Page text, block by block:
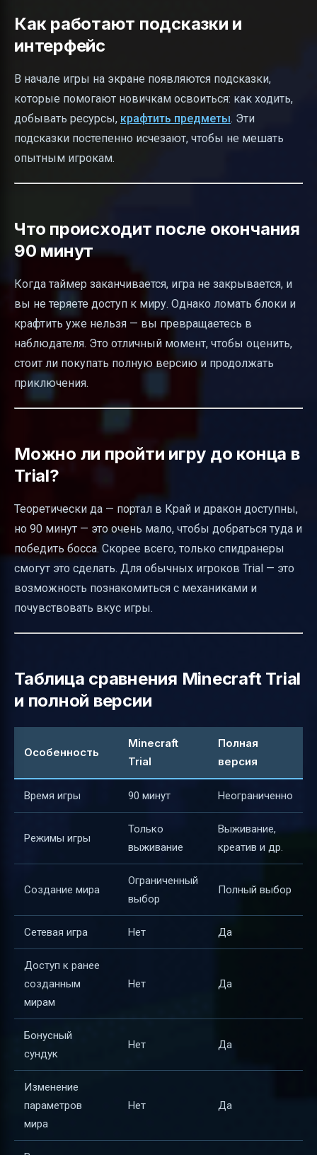
Как работают подсказки и
интерфейс
В начале игры на экране появляются подсказки,
которые помогают новичкам освоиться: как ходить,
добывать ресурсы, крафтить предметы. Эти
подсказки постепенно исчезают, чтобы не мешать
опытным игрокам.
Что происходит после окончания
90 минут
Когда таймер заканчивается, игра не закрывается, и
вы не теряете доступ к миру. Однако ломать блоки и
крафтить уже нельзя — вы превращаетесь в
наблюдателя. Это отличный момент, чтобы оценить,
стоит ли покупать полную версию и продолжать
приключения.
Можно ли пройти игру до конца в
Trial?
Теоретически да — портал в Край и дракон доступны,
но 90 минут — это очень мало, чтобы добраться туда и
победить босса. Скорее всего, только спидранеры
смогут это сделать. Для обычных игроков Trial — это
возможность познакомиться с механиками и
почувствовать вкус игры.
Таблица сравнения Minecraft Trial
и полной версии
Особенность
Minecraft
Trial
Полная
версия
Время игры 90 минут Неограниченно
Режимы игры
Только
выживание
Выживание,
креатив и др.
Создание мира
Ограниченный
выбор
Полный выбор
Сетевая игра Нет Да
Доступ к ранее
созданным
мирам
Нет Да
Бонусный
сундук
Нет Да
Изменение
параметров
мира
Нет Да